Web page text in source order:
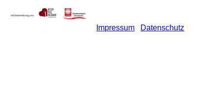
Impressum Datenschutz